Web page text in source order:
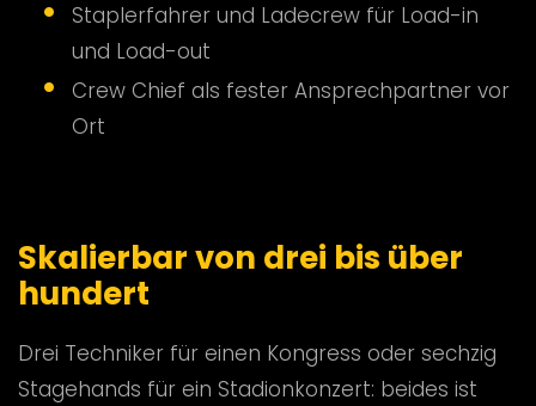
Staplerfahrer und Ladecrew für Load-in
und Load-out
Crew Chief als fester Ansprechpartner vor
Ort
Skalierbar von drei bis über
hundert
Drei Techniker für einen Kongress oder sechzig
Stagehands für ein Stadionkonzert: beides ist